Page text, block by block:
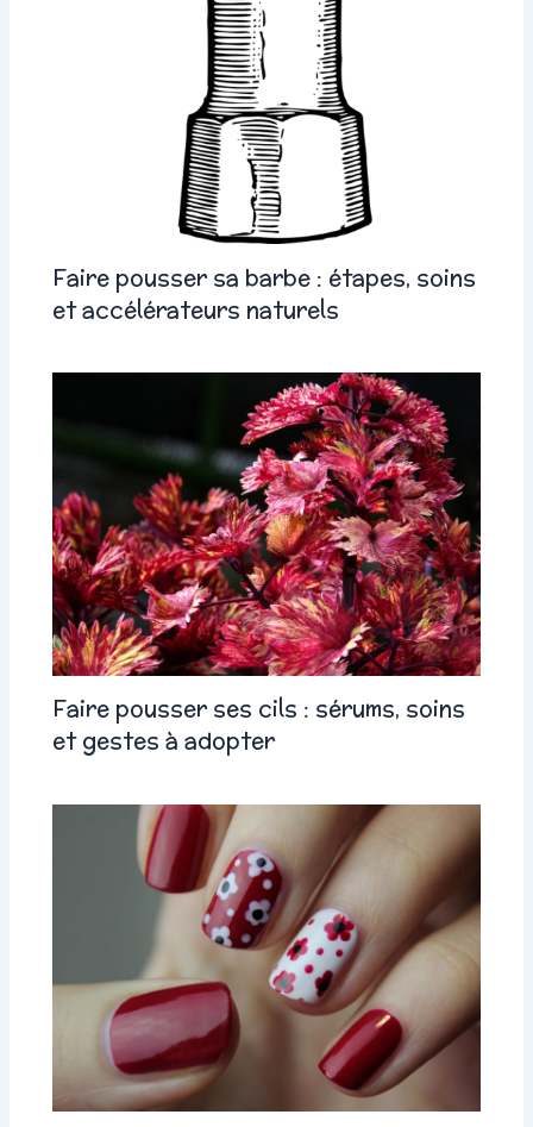
Faire pousser sa barbe : étapes, soins
et accélérateurs naturels
Faire pousser ses cils : sérums, soins
et gestes à adopter